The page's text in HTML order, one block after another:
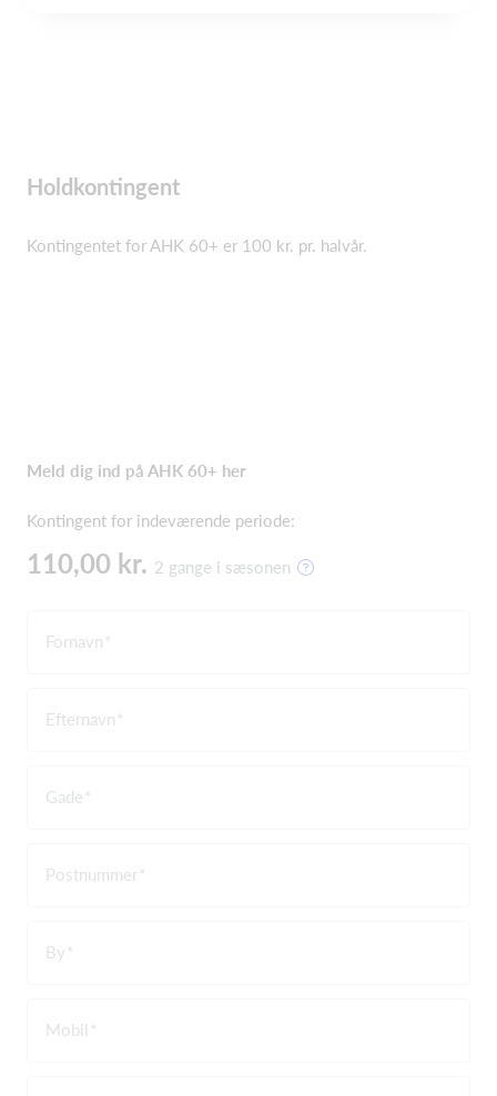
Holdkontingent
Kontingentet for AHK 60+ er 100 kr. pr. halvår.
Meld dig ind på AHK 60+ her
Kontingent for indeværende periode:
110,00 kr. 2 gange i sæsonen
Fornavn
Efternavn
Gade
Postnummer
By
Mobil